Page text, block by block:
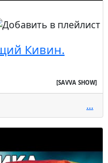
Кивин.
[SAVVA SHOW]
...